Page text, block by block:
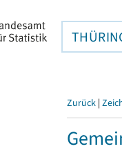
Zurück |